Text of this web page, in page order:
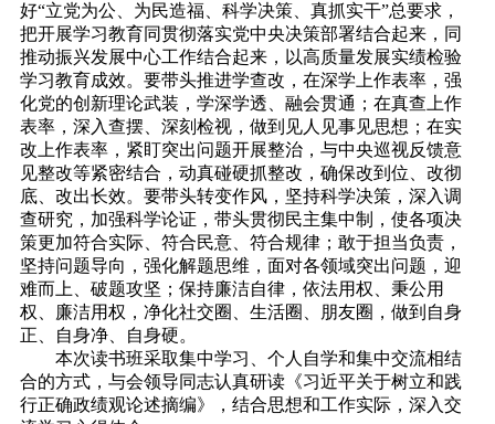
好“立党为公、为民造福、科学决策、真抓实干”总要求，
把开展学习教育同贯彻落实党中央决策部署结合起来，同
推动振兴发展中心工作结合起来，以高质量发展实绩检验
学习教育成效。要带头推进学查改，在深学上作表率，强
化党的创新理论武装，学深学透、融会贯通；在真查上作
表率，深入查摆、深刻检视，做到见人见事见思想；在实
改上作表率，紧盯突出问题开展整治，与中央巡视反馈意
见整改等紧密结合，动真碰硬抓整改，确保改到位、改彻
底、改出长效。要带头转变作风，坚持科学决策，深入调
查研究，加强科学论证，带头贯彻民主集中制，使各项决
策更加符合实际、符合民意、符合规律；敢于担当负责，
坚持问题导向，强化解题思维，面对各领域突出问题，迎
难而上、破题攻坚；保持廉洁自律，依法用权、秉公用
权、廉洁用权，净化社交圈、生活圈、朋友圈，做到自身
正、自身净、自身硬。
本次读书班采取集中学习、个人自学和集中交流相结
合的方式，与会领导同志认真研读《习近平关于树立和践
行正确政绩观论述摘编》，结合思想和工作实际，深入交